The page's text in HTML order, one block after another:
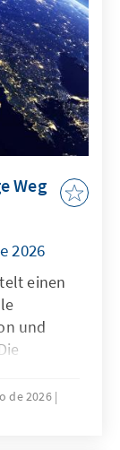
Markt
Weg
2026
einen
und
in
de 2026